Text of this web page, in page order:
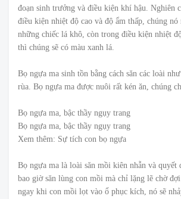
đoạn sinh trưởng và điều kiện khí hậu. Nghiên
điều kiện nhiệt độ cao và độ ẩm thấp, chúng
những chiếc lá khô, còn trong điều kiện nhiệt
thì chúng sẽ có màu xanh lá.
Bọ ngựa ma sinh tồn bằng cách săn các loài
rùa. Bọ ngựa ma được nuôi rất kén ăn, chúng
Bọ ngựa ma, bậc thầy ngụy trang
Bọ ngựa ma, bậc thầy ngụy trang
Xem thêm: Sự tích con bọ ngựa
Bọ ngựa ma là loài săn mồi kiên nhẫn và quyết
bao giờ săn lùng con mồi mà chỉ lặng lẽ chờ
ngay khi con mồi lọt vào ổ phục kích, nó sẽ